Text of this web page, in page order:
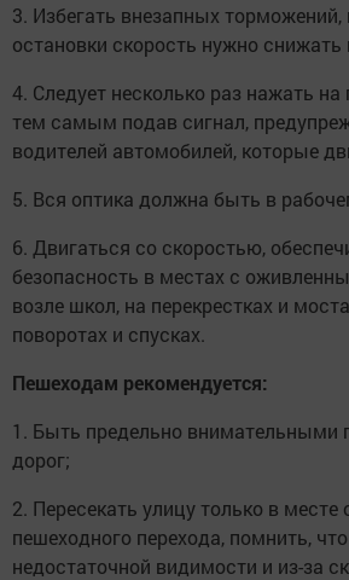
3. Избегать внезапных
остановки скорость нужно снижать
4. Следует несколько раз нажать
тем самым подав сигнал,
водителей автомобилей, которые
5. Вся оптика должна быть в
6. Двигаться со скоростью,
безопасность в местах с
возле школ, на перекрестках и
поворотах и спусках.
Пешеходам рекомендуется:
1. Быть предельно внимательными
дорог;
2. Пересекать улицу только в месте
пешеходного перехода, помнить,
недостаточной видимости и из-за